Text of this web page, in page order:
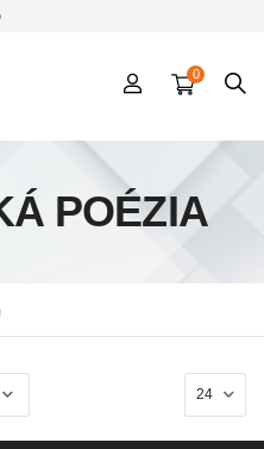
0
POÉZIA